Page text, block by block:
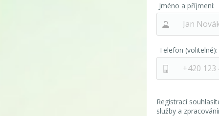
Jméno a příjmení:
Telefon (volitelné):
Registrací
služby a